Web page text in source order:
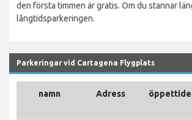
den första timmen är gratis. Om du stannar
långtidsparkeringen.
Parkeringar vid Cartagena Flygplats
namn Adress